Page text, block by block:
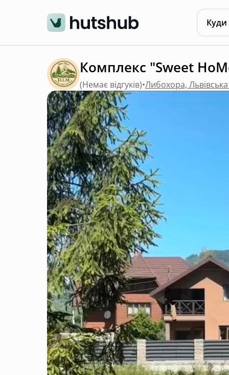
Куди
Комплекс "Sweet
(Немає відгуків)•Либохора,